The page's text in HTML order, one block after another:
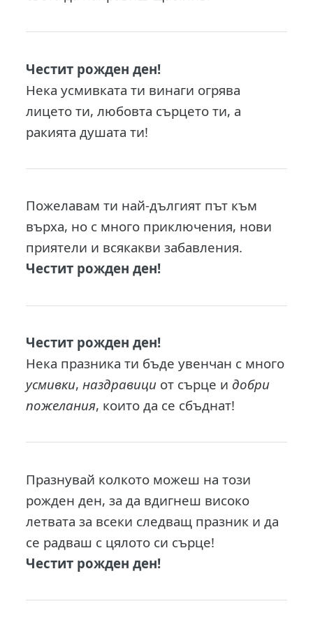
Честит рожден ден!
Нека усмивката ти винаги огрява
лицето ти, любовта сърцето ти, а
ракията душата ти!
Пожелавам ти най-дългият път към
върха, но с много приключения, нови
приятели и всякакви забавления.
Честит рожден ден!
Честит рожден ден!
Нека празника ти бъде увенчан с много
усмивки,наздравици от сърце и добри
пожелания, които да се сбъднат!
Празнувай колкото можеш на този
рожден ден, за да вдигнеш високо
летвата за всеки следващ празник и да
се радваш с цялото си сърце!
Честит рожден ден!